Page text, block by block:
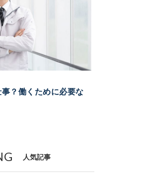
？働くために必要な
人気記事